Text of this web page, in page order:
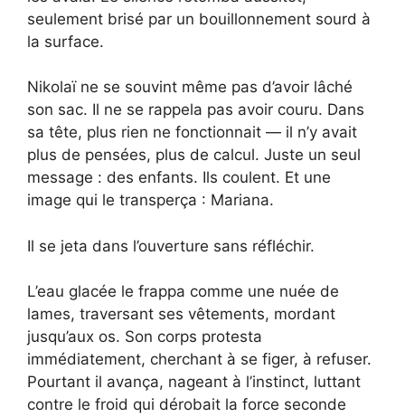
seulement brisé par un bouillonnement sourd à
la surface.
Nikolaï ne se souvint même pas d’avoir lâché
son sac. Il ne se rappela pas avoir couru. Dans
sa tête, plus rien ne fonctionnait — il n’y avait
plus de pensées, plus de calcul. Juste un seul
message : des enfants. Ils coulent. Et une
image qui le transperça : Mariana.
Il se jeta dans l’ouverture sans réfléchir.
L’eau glacée le frappa comme une nuée de
lames, traversant ses vêtements, mordant
jusqu’aux os. Son corps protesta
immédiatement, cherchant à se figer, à refuser.
Pourtant il avança, nageant à l’instinct, luttant
contre le froid qui dérobait la force seconde